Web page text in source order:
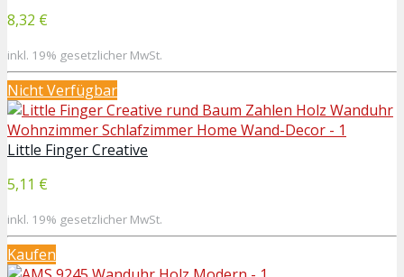
8,32 €
inkl. 19% gesetzlicher MwSt.
Nicht Verfügbar
Little Finger Creative
5,11 €
inkl. 19% gesetzlicher MwSt.
Kaufen